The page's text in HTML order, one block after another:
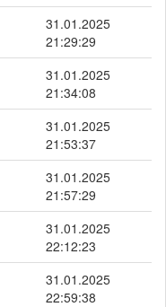
31.01.2025
21:29:29
31.01.2025
21:34:08
31.01.2025
21:53:37
31.01.2025
21:57:29
31.01.2025
22:12:23
31.01.2025
22:59:38